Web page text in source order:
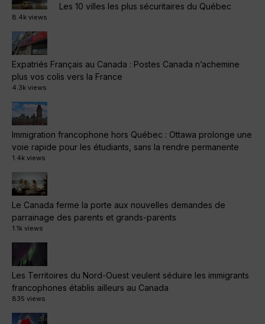
Les 10 villes les plus sécuritaires du Québec
8.4k views
Expatriés Français au Canada : Postes Canada n’achemine
plus vos colis vers la France
4.3k views
Immigration francophone hors Québec : Ottawa prolonge une
voie rapide pour les étudiants, sans la rendre permanente
1.4k views
Le Canada ferme la porte aux nouvelles demandes de
parrainage des parents et grands-parents
1.1k views
Les Territoires du Nord-Ouest veulent séduire les immigrants
francophones établis ailleurs au Canada
835 views